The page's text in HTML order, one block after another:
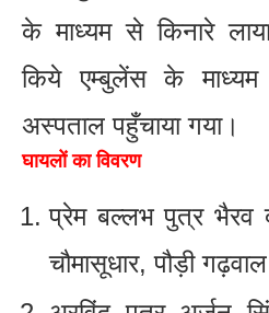
के माध्यम से किनारे
किये एम्बुलेंस के
अस्पताल पहुँचाया गया।
घायलों का विवरण
प्रेम बल्लभ पुत्र भैरव
चौमासूधार, पौड़ी